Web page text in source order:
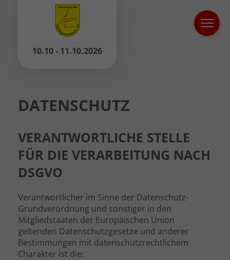
10.10 - 11.10.2026
DATENSCHUTZ
VERANTWORTLICHE STELLE
FÜR DIE VERARBEITUNG NACH
DSGVO
Verantwortlicher im Sinne der Datenschutz-
Grundverordnung und sonstiger in den
Mitgliedstaaten der Europäischen Union
geltenden Datenschutzgesetze und anderer
Bestimmungen mit datenschutzrechtlichem
Charakter ist die: